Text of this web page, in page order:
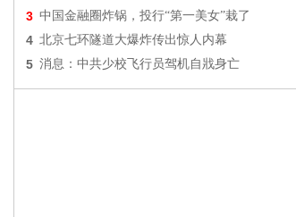
3 中国金融圈炸锅，投行“第一美女”栽了
4 北京七环隧道大爆炸传出惊人内幕
5 消息：中共少校飞行员驾机自戕身亡